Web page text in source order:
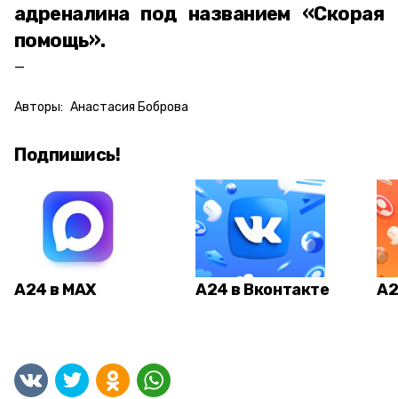
адреналина под названием «Скорая
помощь».
Авторы: Анастасия Боброва
Подпишись!
А24 в MAX А24 в Вконтакте